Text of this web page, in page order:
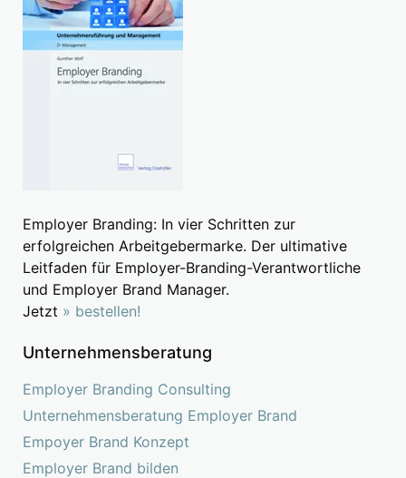
Employer Branding: In vier Schritten zur
erfolgreichen Arbeitgebermarke. Der ultimative
Leitfaden für Employer-Branding-Verantwortliche
und Employer Brand Manager.
Jetzt » bestellen!
Unternehmensberatung
Employer Branding Consulting
Unternehmensberatung Employer Brand
Empoyer Brand Konzept
Employer Brand bilden